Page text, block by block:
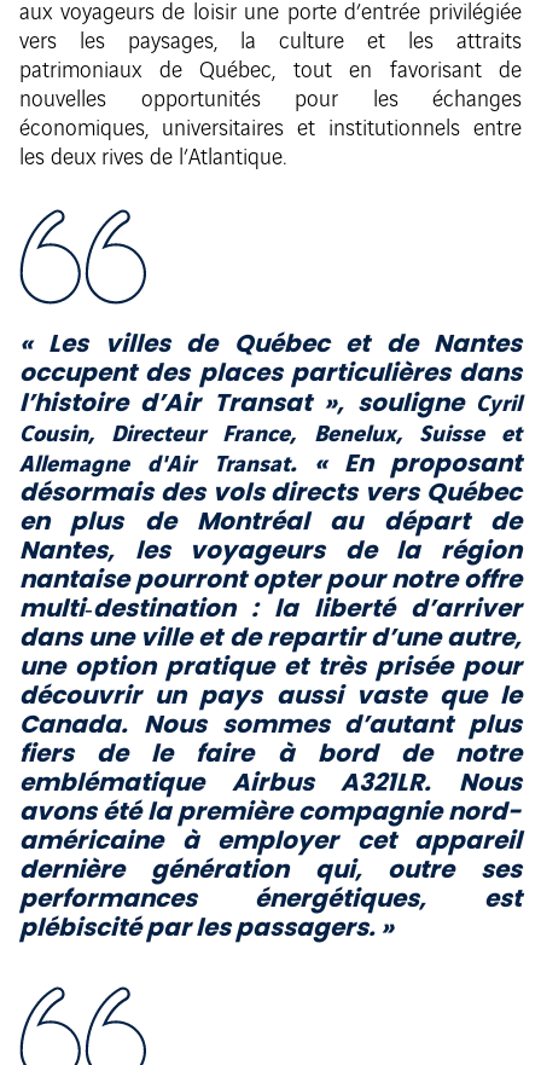
aux voyageurs de loisir une porte d’entrée privilégiée
vers les paysages, la culture et les attraits
patrimoniaux de Québec, tout en favorisant de
nouvelles opportunités pour les échanges
économiques, universitaires et institutionnels entre
les deux rives de l’Atlantique.
« Les villes de Québec et de Nantes
occupent des places particulières dans
l’histoire d’Air Transat », souligne Cyril
Cousin, Directeur France, Benelux, Suisse et
Allemagne d'Air Transat. « En proposant
désormais des vols directs vers Québec
en plus de Montréal au départ de
Nantes, les voyageurs de la région
nantaise pourront opter pour notre offre
multi‑destination : la liberté d’arriver
dans une ville et de repartir d’une autre,
une option pratique et très prisée pour
découvrir un pays aussi vaste que le
Canada. Nous sommes d’autant plus
fiers de le faire à bord de notre
emblématique Airbus A321LR. Nous
avons été la première compagnie nord-
américaine à employer cet appareil
dernière génération qui, outre ses
performances énergétiques, est
plébiscité par les passagers. »